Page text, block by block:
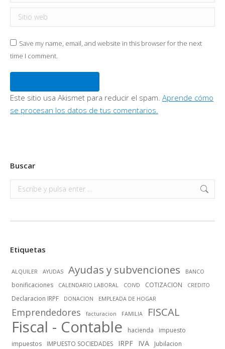
Sitio web
Save my name, email, and website in this browser for the next
time I comment.
Este sitio usa Akismet para reducir el spam. Aprende cómo
se procesan los datos de tus comentarios.
Buscar
Buscar:
Etiquetas
ALQUILER AYUDAS Ayudas y subvenciones BANCO
bonificaciones CALENDARIO LABORAL COIVD COTIZACION CREDITO
Declaracion IRPF DONACION EMPLEADA DE HOGAR
Emprendedores facturacion FAMILIA FISCAL
Fiscal - Contable hacienda
impuesto
impuestos
IMPUESTO SOCIEDADES IRPF IVA Jubilacion